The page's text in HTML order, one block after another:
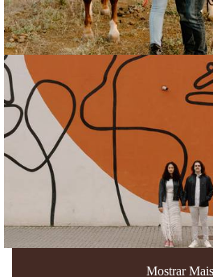
Mostrar Mais